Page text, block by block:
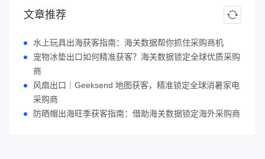
文章推荐
水上玩具出海获客指南：海关数据帮你抓住采购商机
宠物冰垫出口如何精准获客？海关数据锁定全球优质采购
商
风扇出口｜Geeksend 地图获客，精准锁定全球消暑家电
采购商
防晒帽出海旺季获客指南：借助海关数据锁定海外采购商